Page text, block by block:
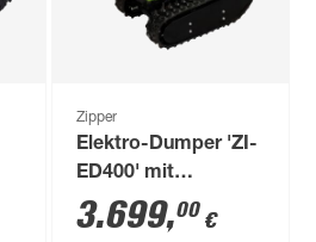
Zipper
Elektro-Dumper 'ZI-
ED400' mit
Ladegerät und
Batterie 2 x 800 W
3.699,00 €